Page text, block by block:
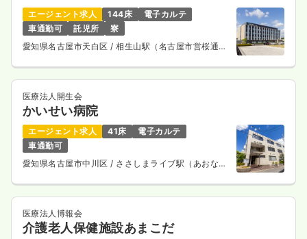
日勤のみ（パート） 一時募集休止
給与 時給2,100円〜
時給2,100円以上可
気になる 詳細を見る
一時募集休止
給与 お問い合わせください
時間 16:45～9:15
エージェント求人 144床
電子カルテ
車通勤可
託児所
寮
愛知県名古屋市天白区 / 相生山駅（名古屋市営桜通
医療法人開生会
かいせい病院
エージェント求人 41床
電子カルテ
車通勤可
愛知県名古屋市中川区 / ささしまライブ駅（あおなみ
医療法人博報会
介護老人保健施設あまこだ